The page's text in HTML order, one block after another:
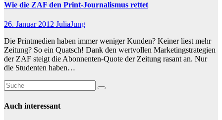
Wie die ZAF den Print-Journalismus rettet
26. Januar 2012 JuliaJung
Die Printmedien haben immer weniger Kunden? Keiner liest mehr
Zeitung? So ein Quatsch! Dank den wertvollen Marketingstrategien
der ZAF steigt die Abonnenten-Quote der Zeitung rasant an. Nur
die Studenten haben…
Auch interessant